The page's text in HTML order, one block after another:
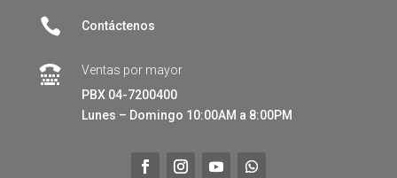
 Contáctenos

Ventas por mayor
PBX 04-7200400
Lunes – Domingo 10:00AM a 8:00PM